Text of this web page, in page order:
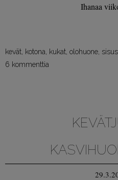
Ihanaa
kevät kotona kukat olohuone
6 kommenttia